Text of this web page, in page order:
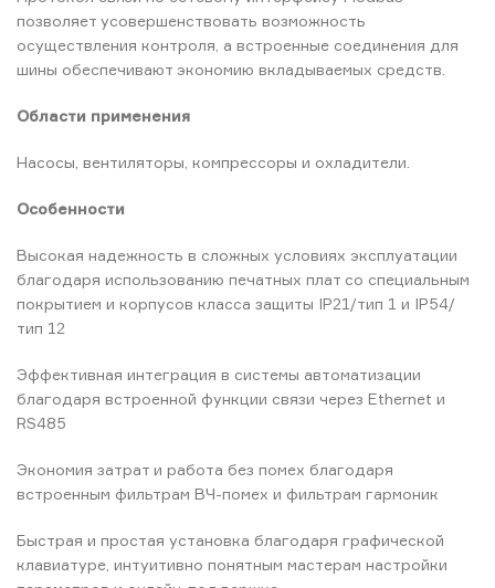
позволяет усовершенствовать возможность
осуществления контроля, а встроенные соединения для
шины обеспечивают экономию вкладываемых средств.
Области применения
Насосы, вентиляторы, компрессоры и охладители.
Особенности
Высокая надежность в сложных условиях эксплуатации
благодаря использованию печатных плат со специальным
покрытием и корпусов класса защиты IP21/тип 1 и IP54/
тип 12
Эффективная интеграция в системы автоматизации
благодаря встроенной функции связи через Ethernet и
RS485
Экономия затрат и работа без помех благодаря
встроенным фильтрам ВЧ-помех и фильтрам гармоник
Быстрая и простая установка благодаря графической
клавиатуре, интуитивно понятным мастерам настройки